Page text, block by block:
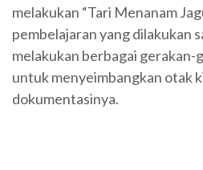
melakukan “Tari Menanam
pembelajaran yang dilakukan
melakukan berbagai gerakan-
untuk menyeimbangkan otak
dokumentasinya.